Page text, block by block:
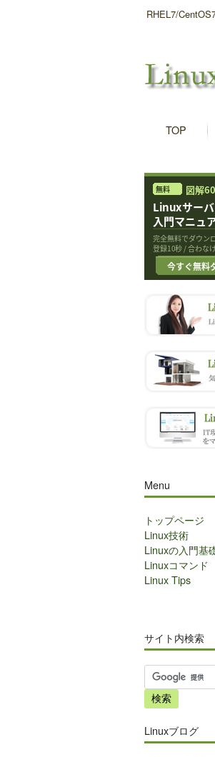
RHEL7/
TOP
Menu
トップページ
Linux技術
Linuxの入門基
Linuxコマンド
Linux Tips
サイト内検索
サ
イ
ト
検
索
Linuxブログ